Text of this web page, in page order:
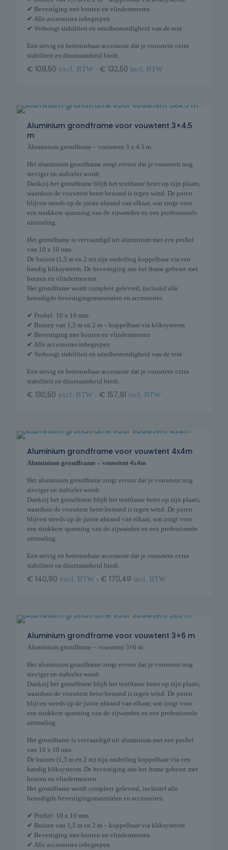
✔ Bevestiging met bouten en vlindermoeren
✔ Alle accessoires inbegrepen
✔ Verhoogt stabiliteit en windbestendigheid van de tent
Een stevig en betrouwbaar accessoire dat je vouwtent extra
stabiliteit en duurzaamheid biedt.
€ 109,50 excl. BTW - € 132,50 incl. BTW
Aluminium grondframe voor vouwtent 3×4.5
m
Aluminium grondframe – vouwtent 3 x 4.5 m
Het aluminium grondframe zorgt ervoor dat je vouwtent nog
steviger en stabieler wordt.
Dankzij het grondframe blijft het tentframe beter op zijn plaats,
waardoor de vouwtent beter bestand is tegen wind. De poten
blijven steeds op de juiste afstand van elkaar, wat zorgt voor
een strakkere spanning van de zijwanden en een professionele
uitstraling.
Het grondframe is vervaardigd uit aluminium met een profiel
van 10 x 10 mm.
De buizen (1,5 m en 2 m) zijn onderling koppelbaar via een
handig kliksysteem. De bevestiging aan het frame gebeurt met
bouten en vlindermoeren.
Het grondframe wordt compleet geleverd, inclusief alle
benodigde bevestigingsmaterialen en accessoires.
✔ Profiel: 10 x 10 mm
✔ Buizen van 1,5 m en 2 m – koppelbaar via kliksysteem
✔ Bevestiging met bouten en vlindermoeren
✔ Alle accessoires inbegrepen
✔ Verhoogt stabiliteit en windbestendigheid van de tent
Een stevig en betrouwbaar accessoire dat je vouwtent extra
stabiliteit en duurzaamheid biedt.
€ 130,50 excl. BTW - € 157,91 incl. BTW
Aluminium grondframe voor vouwtent 4x4m
Aluminium grondframe – vouwtent 4x4m
Het aluminium grondframe zorgt ervoor dat je vouwtent nog
steviger en stabieler wordt.
Dankzij het grondframe blijft het tentframe beter op zijn plaats,
waardoor de vouwtent beter bestand is tegen wind. De poten
blijven steeds op de juiste afstand van elkaar, wat zorgt voor
een strakkere spanning van de zijwanden en een professionele
uitstraling.
Een stevig en betrouwbaar accessoire dat je vouwtent extra
stabiliteit en duurzaamheid biedt.
€ 140,90 excl. BTW - € 170,49 incl. BTW
Aluminium grondframe voor vouwtent 3×6 m
Aluminium grondframe – vouwtent 3×6 m
Het aluminium grondframe zorgt ervoor dat je vouwtent nog
steviger en stabieler wordt.
Dankzij het grondframe blijft het tentframe beter op zijn plaats,
waardoor de vouwtent beter bestand is tegen wind. De poten
blijven steeds op de juiste afstand van elkaar, wat zorgt voor
een strakkere spanning van de zijwanden en een professionele
uitstraling.
Het grondframe is vervaardigd uit aluminium met een profiel
van 10 x 10 mm.
De buizen (1,5 m en 2 m) zijn onderling koppelbaar via een
handig kliksysteem. De bevestiging aan het frame gebeurt met
bouten en vlindermoeren.
Het grondframe wordt compleet geleverd, inclusief alle
benodigde bevestigingsmaterialen en accessoires.
✔ Profiel: 10 x 10 mm
✔ Buizen van 1,5 m en 2 m – koppelbaar via kliksysteem
✔ Bevestiging met bouten en vlindermoeren
✔ Alle accessoires inbegrepen